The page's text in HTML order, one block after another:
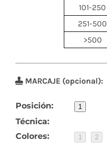
101-250
251-500
>500
MARCAJE (opcional):
Posición: 1
Técnica:
Colores:
1 2